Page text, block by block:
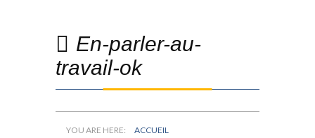
En-parler-au-
travail-ok
ACCUEIL